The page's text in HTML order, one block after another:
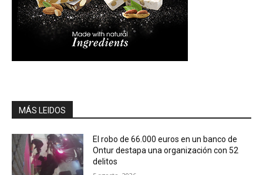
MÁS LEIDOS
El robo de 66.000 euros en un banco de
Ontur destapa una organización con 52
delitos